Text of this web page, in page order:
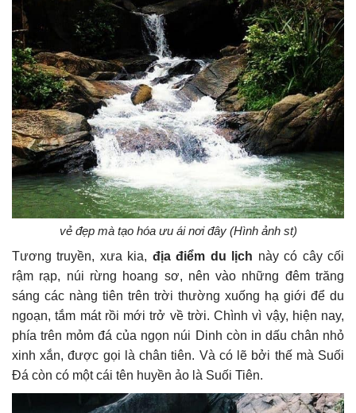
vẻ đẹp mà tạo hóa ưu ái nơi đây (Hình ảnh st)
Tương truyền, xưa kia, địa điểm du lịch này có cây cối
rậm rạp, núi rừng hoang sơ, nên vào những đêm trăng
sáng các nàng tiên trên trời thường xuống hạ giới để du
ngoạn, tắm mát rồi mới trở về trời. Chình vì vậy, hiện nay,
phía trên mỏm đá của ngọn núi Dinh còn in dấu chân nhỏ
xinh xắn, được gọi là chân tiên. Và có lẽ bởi thế mà Suối
Đá còn có một cái tên huyền ảo là Suối Tiên.